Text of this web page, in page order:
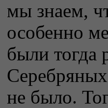
мы знаем,
особенно
были тогда
не было.